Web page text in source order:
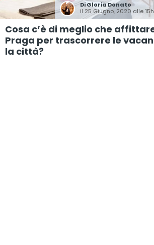
DiGloria Donato
il 25 Giugno, 2020 alle
Cosa c’è di meglio che
Praga per trascorrere le
la città?